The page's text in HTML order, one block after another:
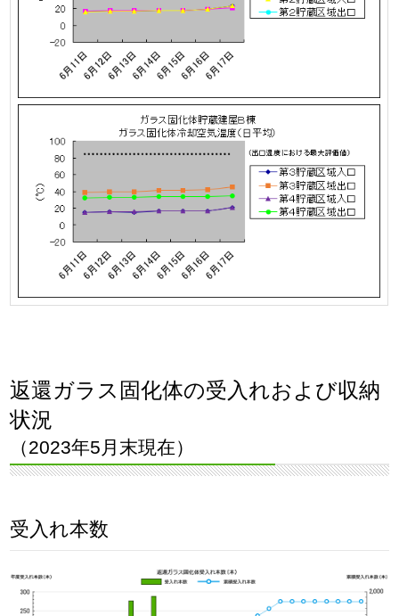
返還ガラス固化体の受入れおよび収納
状況
（2023年5月末現在）
受入れ本数